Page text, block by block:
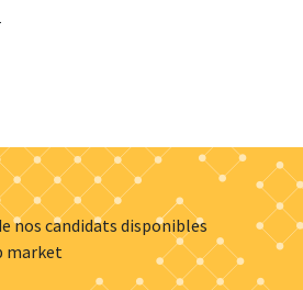
nos candidats disponibles
market